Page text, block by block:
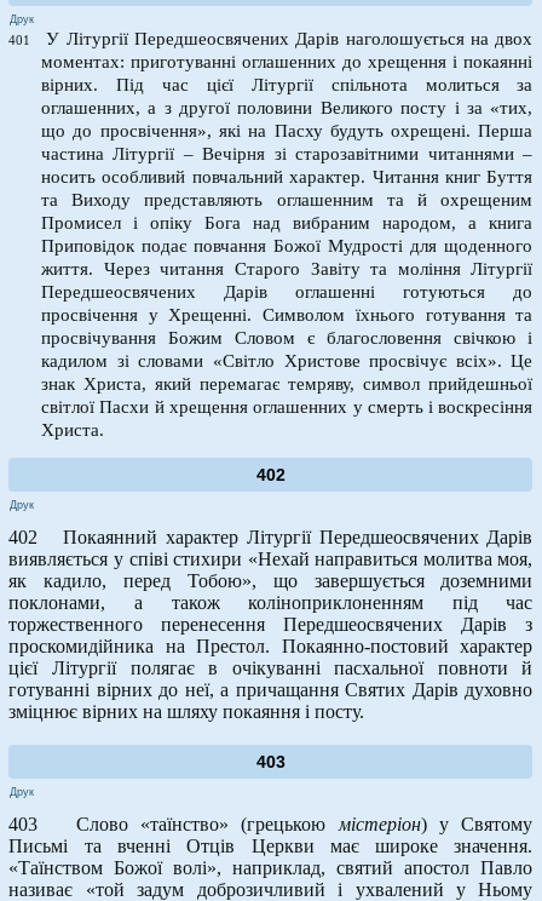
Друк
401
У Літургії Передшеосвячених Дарів наголошується на двох
моментах: приготуванні оглашенних до хрещення і покаянні
вірних. Під час цієї Літургії спільнота молиться за
оглашенних, а з другої половини Великого посту і за «тих,
що до просвічення», які на Пасху будуть охрещені. Перша
частина Літургії – Вечірня зі старозавітними читаннями –
носить особливий повчальний характер. Читання книг Буття
та Виходу представляють оглашенним та й охрещеним
Промисел і опіку Бога над вибраним народом, а книга
Приповідок подає повчання Божої Мудрості для щоденного
життя. Через читання Старого Завіту та моління Літургії
Передшеосвячених Дарів оглашенні готуються до
просвічення у Хрещенні. Символом їхнього готування та
просвічування Божим Словом є благословення свічкою і
кадилом зі словами «Світло Христове просвічує всіх». Це
знак Христа, який перемагає темряву, символ прийдешньої
світлої Пасхи й хрещення оглашенних у смерть і воскресіння
Христа.
402
Друк
402 Покаянний характер Літургії Передшеосвячених Дарів
виявляється у співі стихири «Нехай направиться молитва моя,
як кадило, перед Тобою», що завершується доземними
поклонами, а також коліноприклоненням під час
торжественного перенесення Передшеосвячених Дарів з
проскомидійника на Престол. Покаянно-постовий характер
цієї Літургії полягає в очікуванні пасхальної повноти й
готуванні вірних до неї, а причащання Святих Дарів духовно
зміцнює вірних на шляху покаяння і посту.
403
Друк
403 Слово «таїнство» (грецькою містеріон) у Святому
Письмі та вченні Отців Церкви має широке значення.
«Таїнством Божої волі», наприклад, святий апостол Павло
називає «той задум доброзичливий і ухвалений у Ньому